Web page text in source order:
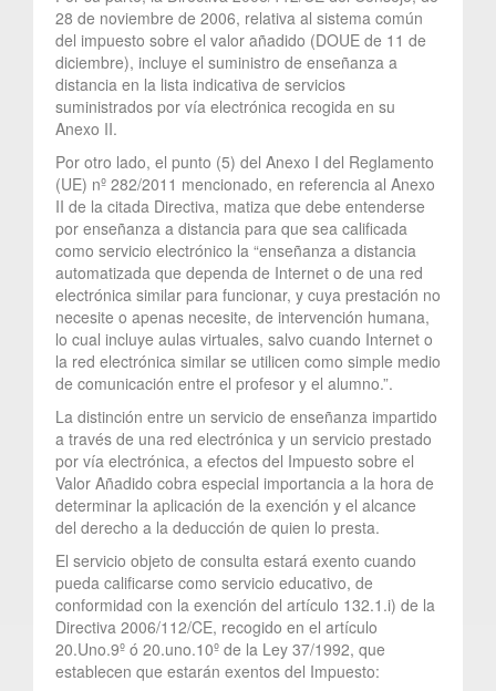
28 de noviembre de 2006, relativa al sistema común
del impuesto sobre el valor añadido (DOUE de 11 de
diciembre), incluye el suministro de enseñanza a
distancia en la lista indicativa de servicios
suministrados por vía electrónica recogida en su
Anexo II.
Por otro lado, el punto (5) del Anexo I del Reglamento
(UE) nº 282/2011 mencionado, en referencia al Anexo
II de la citada Directiva, matiza que debe entenderse
por enseñanza a distancia para que sea calificada
como servicio electrónico la “enseñanza a distancia
automatizada que dependa de Internet o de una red
electrónica similar para funcionar, y cuya prestación no
necesite o apenas necesite, de intervención humana,
lo cual incluye aulas virtuales, salvo cuando Internet o
la red electrónica similar se utilicen como simple medio
de comunicación entre el profesor y el alumno.”.
La distinción entre un servicio de enseñanza impartido
a través de una red electrónica y un servicio prestado
por vía electrónica, a efectos del Impuesto sobre el
Valor Añadido cobra especial importancia a la hora de
determinar la aplicación de la exención y el alcance
del derecho a la deducción de quien lo presta.
El servicio objeto de consulta estará exento cuando
pueda calificarse como servicio educativo, de
conformidad con la exención del artículo 132.1.i) de la
Directiva 2006/112/CE, recogido en el artículo
20.Uno.9º ó 20.uno.10º de la Ley 37/1992, que
establecen que estarán exentos del Impuesto: